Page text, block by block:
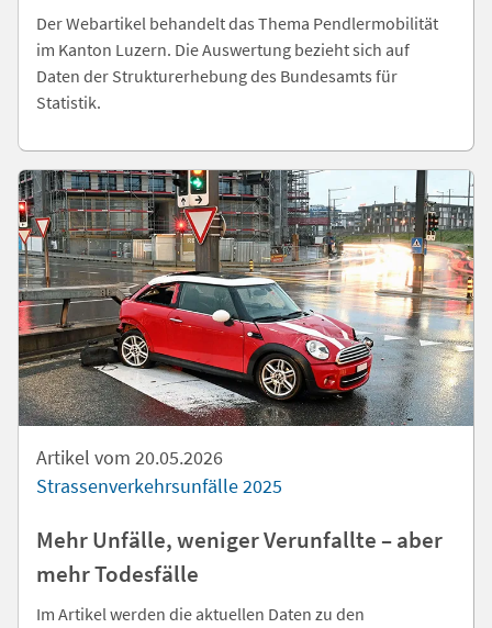
Der Webartikel behandelt das Thema Pendlermobilität
im Kanton Luzern. Die Auswertung bezieht sich auf
Daten der Strukturerhebung des Bundesamts für
Statistik.
Artikel vom 20.05.2026
Strassenverkehrsunfälle 2025
Mehr Unfälle, weniger Verunfallte – aber
mehr Todesfälle
Im Artikel werden die aktuellen Daten zu den